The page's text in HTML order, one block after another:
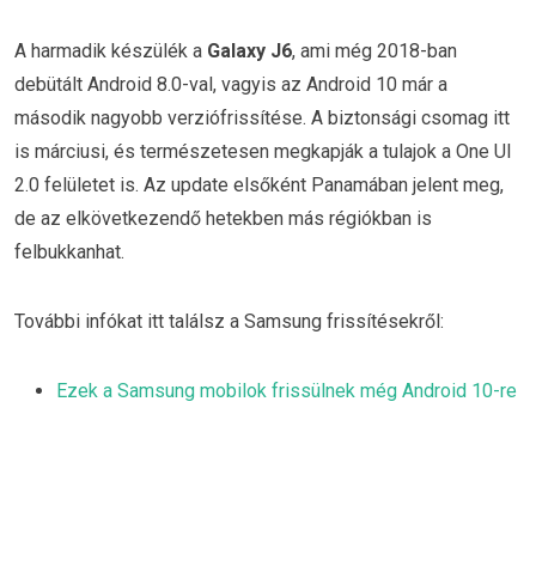
A harmadik készülék a Galaxy J6, ami még 2018-ban
debütált Android 8.0-val, vagyis az Android 10 már a
második nagyobb verziófrissítése. A biztonsági csomag itt
is márciusi, és természetesen megkapják a tulajok a One UI
2.0 felületet is. Az update elsőként Panamában jelent meg,
de az elkövetkezendő hetekben más régiókban is
felbukkanhat.
További infókat itt találsz a Samsung frissítésekről:
Ezek a Samsung mobilok frissülnek még Android 10-re